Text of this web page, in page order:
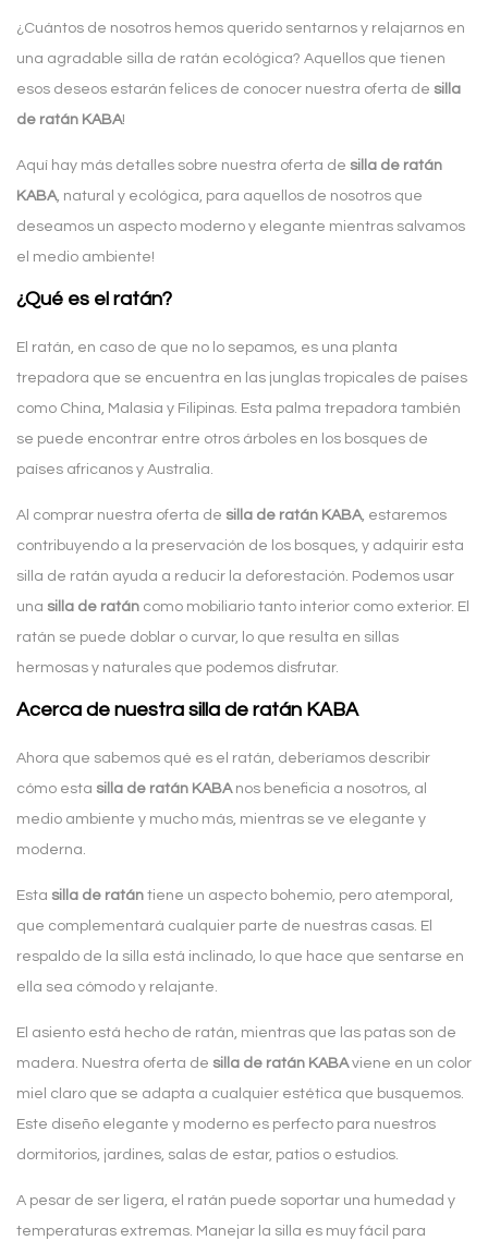
¿Cuántos de nosotros hemos querido sentarnos y relajarnos en
una agradable silla de ratán ecológica? Aquellos que tienen
esos deseos estarán felices de conocer nuestra oferta de silla
de ratán KABA!
Aquí hay más detalles sobre nuestra oferta de silla de ratán
KABA, natural y ecológica, para aquellos de nosotros que
deseamos un aspecto moderno y elegante mientras salvamos
el medio ambiente!
¿Qué es el ratán?
El ratán, en caso de que no lo sepamos, es una planta
trepadora que se encuentra en las junglas tropicales de países
como China, Malasia y Filipinas. Esta palma trepadora también
se puede encontrar entre otros árboles en los bosques de
países africanos y Australia.
Al comprar nuestra oferta de silla de ratán KABA, estaremos
contribuyendo a la preservación de los bosques, y adquirir esta
silla de ratán ayuda a reducir la deforestación. Podemos usar
una silla de ratán como mobiliario tanto interior como exterior. El
ratán se puede doblar o curvar, lo que resulta en sillas
hermosas y naturales que podemos disfrutar.
Acerca de nuestra silla de ratán KABA
Ahora que sabemos qué es el ratán, deberíamos describir
cómo esta silla de ratán KABAnos beneficia a nosotros, al
medio ambiente y mucho más, mientras se ve elegante y
moderna.
Esta silla de ratán tiene un aspecto bohemio, pero atemporal,
que complementará cualquier parte de nuestras casas. El
respaldo de la silla está inclinado, lo que hace que sentarse en
ella sea cómodo y relajante.
El asiento está hecho de ratán, mientras que las patas son de
madera. Nuestra oferta de silla de ratán KABAviene en un color
miel claro que se adapta a cualquier estética que busquemos.
Este diseño elegante y moderno es perfecto para nuestros
dormitorios, jardines, salas de estar, patios o estudios.
A pesar de ser ligera, el ratán puede soportar una humedad y
temperaturas extremas. Manejar la silla es muy fácil para